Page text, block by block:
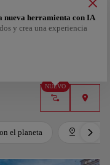
tus favoritos para crear
un itinerario personalizado
dos pasos y descargable
NUEVO
nueva herramienta con IA
y crea una experiencia
el planeta